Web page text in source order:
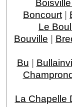
Boncourt |
Le
Bouville |
Bu |
La Chapelle